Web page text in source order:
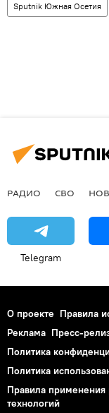
Sputnik Южная Осетия
РАДИО СВО
Telegram
О проекте Правила
Реклама Пресс-
Политика
Политика
Правила
технологий